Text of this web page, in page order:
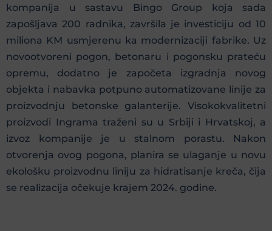
kompanija u sastavu Bingo Group koja sada
zapošljava 200 radnika, završila je investiciju od 10
miliona KM usmjerenu ka modernizaciji fabrike. Uz
novootvoreni pogon, betonaru i pogonsku prateću
opremu, dodatno je započeta izgradnja novog
objekta i nabavka potpuno automatizovane linije za
proizvodnju betonske galanterije. Visokokvalitetni
proizvodi Ingrama traženi su u Srbiji i Hrvatskoj, a
izvoz kompanije je u stalnom porastu. Nakon
otvorenja ovog pogona, planira se ulaganje u novu
ekološku proizvodnu liniju za hidratisanje kreča, čija
se realizacija očekuje krajem 2024. godine.